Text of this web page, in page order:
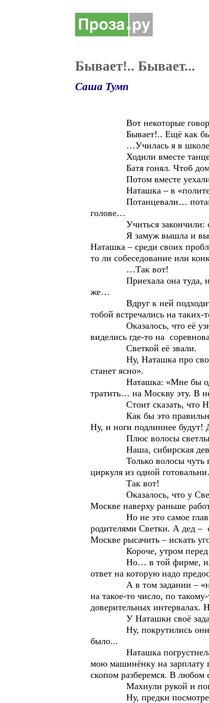
Бывает!.. Бывает...
Саша Тумп
Вот некоторые говорят,
Бывает!.. Ещё как
…Училась я в школе
Ходили вместе танцем
Батя гонял. Чтоб дома
Потом вместе уехали
Наташка – в «политех»
Потанцевали…
голове…
Учиться закончили:
Я замуж вышла и
Наташка – среди своих
то ли собеседование или
…Так вот!
Приехала она туда,
же…
Вдруг к ней подходит
тобой встречались на
Оказалось, что её
виделись где-то на
Светкой её звали.
Ну, Наташка про свое… а
станет ясно».
Наташка: «Мне бы
тратить… на Москву эту. В
Стоит сказать, что
Как бы это
Ну, и ноги подлиннее будут!
Плюс волосы светлые,
Наша, сибирская
Только волосы чуть
циркуля из одной
Так вот!
Оказалось, что у Светки
Москве наверху раньше
Но не это самое главное.
родителями Светки. А дед
Москве рысачить – искать
Короче, утром перед
Но… в той фирме, или как
ответ на которую надо
А в том задании – «нужно
на такое-то число, по
доверительных интервалах.
У Наташки своё
Ну, покрутились они там,
было...
Наташка погрустнела, а
мою машинёнку на
скопом разберемся. В любом
Махнули рукой и пошли,
Ну, предки